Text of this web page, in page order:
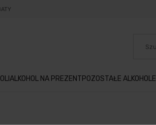
ALKOHOL NA PREZENTPOZOSTAŁE ALKOHOLE